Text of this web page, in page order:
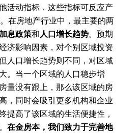
活动指标，这些指标可反应产
在房地产行业中，最主要的两
息政策和人口增长趋势。预期
济影响因素，对个别区域投资
人口增长趋势则不同，对区域
。当一个区域的人口稳步增
量没有跟上，那么该区域的房
，同时会吸引更多机构和企业
提高了该区域的生活便捷性，
在金房本，我们致力于完善地